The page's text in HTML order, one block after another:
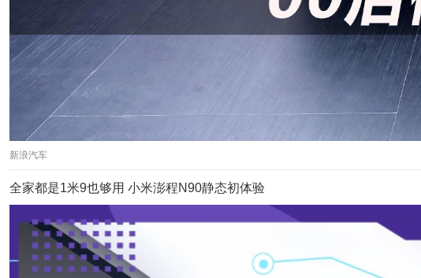
新浪汽车
全家都是1米9也够用 小米澎程N90静态初体验